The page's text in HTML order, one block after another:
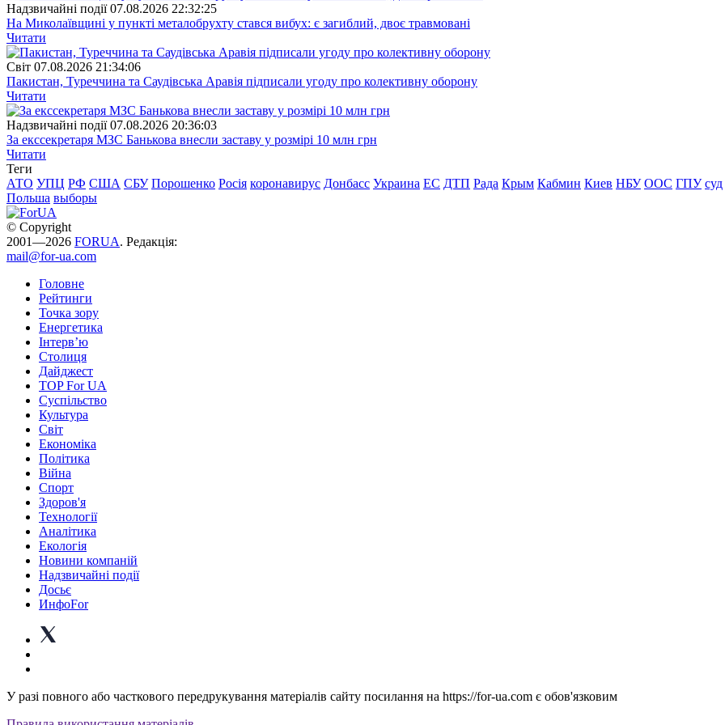
Надзвичайні події 07.08.2026 22:32:25
На Миколаївщині у пункті металобрухту стався вибух: є загиблий, двоє травмовані
Читати
Свiт 07.08.2026 21:34:06
Пакистан, Туреччина та Саудівська Аравія підписали угоду про колективну оборону
Читати
Надзвичайні події 07.08.2026 20:36:03
За екссекретаря МЗС Банькова внесли заставу у розмірі 10 млн грн
Читати
Теги
АТО УПЦ РФ США СБУ Порошенко Росія коронавирус Донбасс Украина ЕС ДТП Рада Крым Кабмин Киев НБУ ООС ГПУ суд
Польша выборы
© Copyright
2001—2026 FORUA. Редакція:
mail@for-ua.com
Головне
Рейтинги
Точка зору
Енергетика
Інтерв’ю
Столиця
Дайджест
TOP For UA
Суспiльство
Культура
Світ
Економіка
Політика
Війна
Спорт
Здоров'я
Технології
Аналітика
Екологія
Новини компаній
Надзвичайні події
Досьє
ИнфоFor
У разі повного або часткового передрукування матеріалів сайту посилання на https://for-ua.com є обов'язковим